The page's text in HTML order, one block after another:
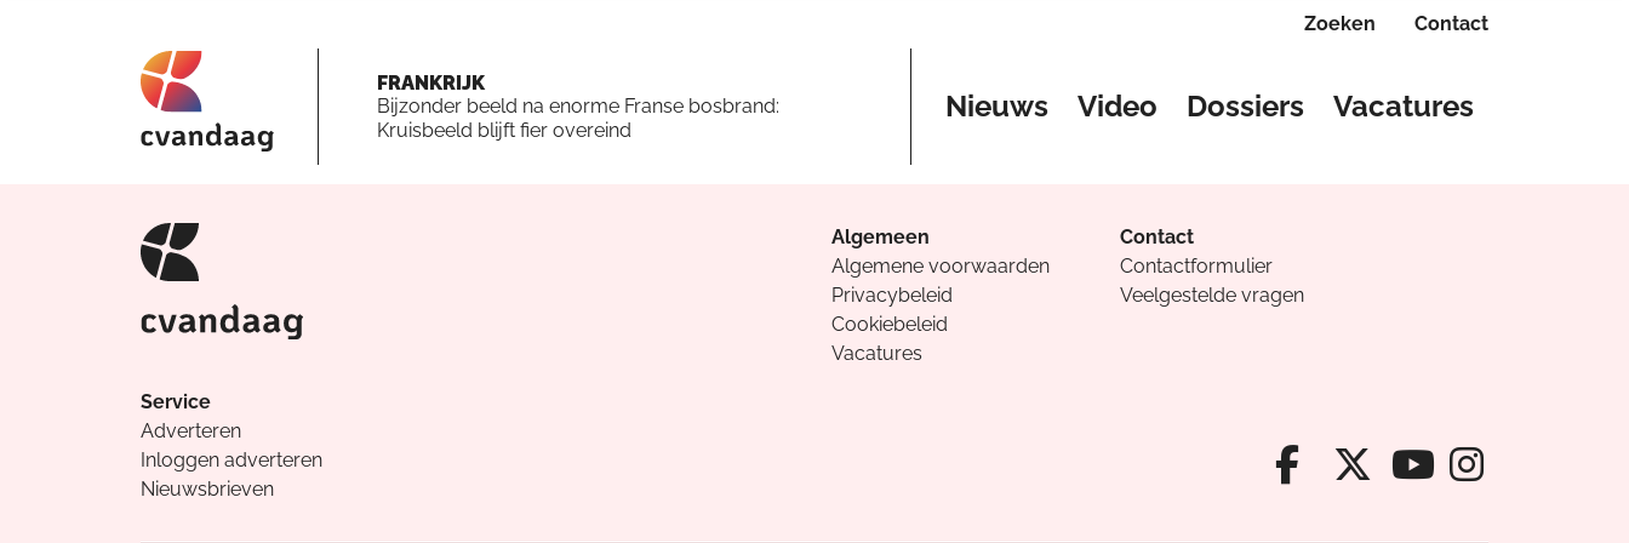
Zoeken Contact
FRANKRIJK
Bijzonder beeld na enorme Franse bosbrand:
Kruisbeeld blijft fier overeind
Nieuws Video Dossiers Vacatures
Algemeen
Algemene voorwaarden
Privacybeleid
Cookiebeleid
Vacatures
Contact
Contactformulier
Veelgestelde vragen
Service
Adverteren
Inloggen adverteren
Nieuwsbrieven
Facebook van
X van